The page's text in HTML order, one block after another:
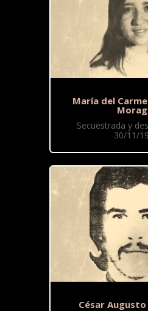
María del
Secuestrada y
30/11/
César